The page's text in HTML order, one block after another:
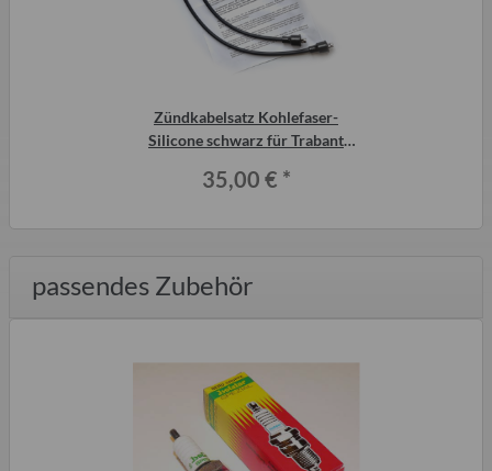
Zündkabelsatz Kohlefaser-
Silicone schwarz für Trabant
Widerstandszündkerzen
35,00 € *
passendes Zubehör